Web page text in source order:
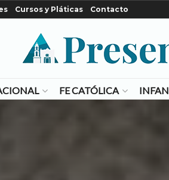
Cursos y Pláticas Contacto
FE CATÓLICA